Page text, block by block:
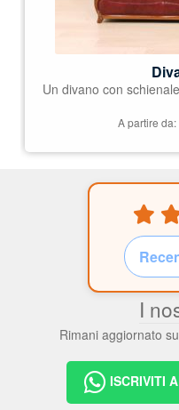
Un divano con
A partire da:
I
Rimani aggiornato
ISCRIVITI